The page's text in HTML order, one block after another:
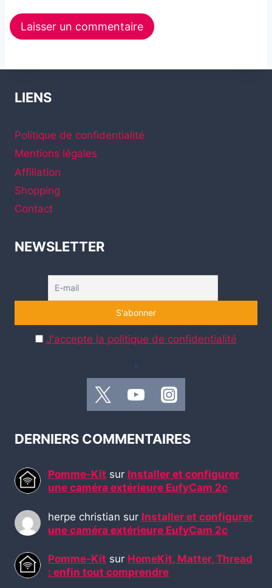
LIENS
Politique de confidentialité
Mentions légales
Affiliation
Shopping
Contact
NEWSLETTER
J'accepte la politique de confidentialité
.
DERNIERS COMMENTAIRES
Pomme-Kit sur Installer et configurer
une caméra extérieure EufyCam 2c
herpe christian sur Installer et configurer
une caméra extérieure EufyCam 2c
Pomme-Kit sur HomeKit, Matter, Thread
: enfin tout comprendre